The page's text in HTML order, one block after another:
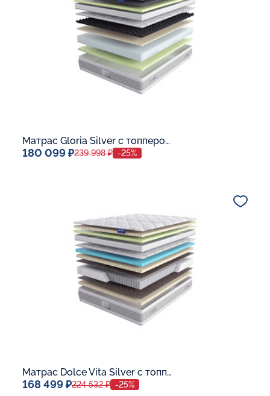
В корзину
Матрас Gloria Silver с топпером Memory 42
180 099 ₽239 998 ₽ -25%
В корзину
Матрас Dolce Vita Silver с топпером Latex 42
168 499 ₽224 532 ₽ -25%